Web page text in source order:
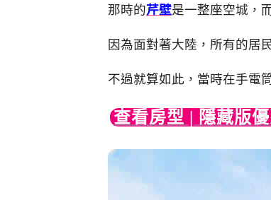
那時的芹壁是一整座空城，
因為面對著大陸，所有的居
不過就算如此，當時在手電
查看房型 | 隱藏版